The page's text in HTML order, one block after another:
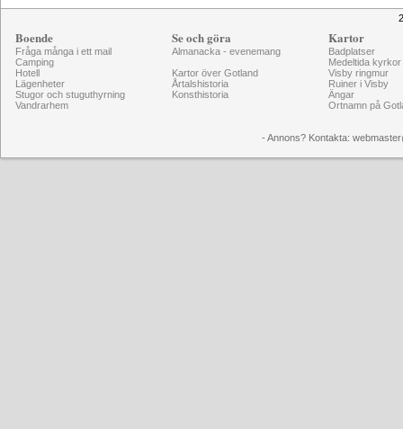
Boende
Fråga många i ett mail
Camping
Hotell
Lägenheter
Stugor och stuguthyrning
Vandrarhem
Se och göra
Almanacka - evenemang
Kartor över Gotland
Årtalshistoria
Konsthistoria
Kartor
Badplatser
Medeltida kyrkor
Visby ringmur
Ruiner i Visby
Ängar
Ortnamn på
- Annons? Kontakta: